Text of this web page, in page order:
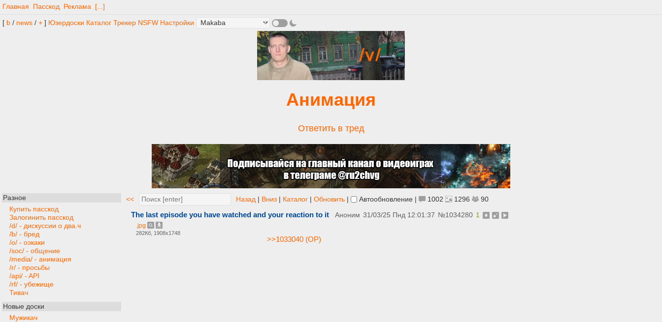
Главная Пасскод Реклама [...]
[ b / news / + ] Юзердоски Каталог Трекер NSFW Настройки
Анимация
Ответить в тред
Разное
Купить пасскод
Залогинить пасскод
/d/ - дискуссии о два.ч
/b/ - бред
/o/ - оэкаки
/soc/ - общение
/media/ - анимация
/r/ - просьбы
/api/ - API
/rf/ - убежище
Тивач
Новые доски
Мужикач
<< Назад | Вниз | Каталог | Обновить | Автообновление | 1002 1296 90
The last episode you have watched and your reaction to it Аноним 31/03/25 Пнд 12:01:37 №1034280 1
.jpg
282Кб, 1908x1748
>>1033040 (OP)